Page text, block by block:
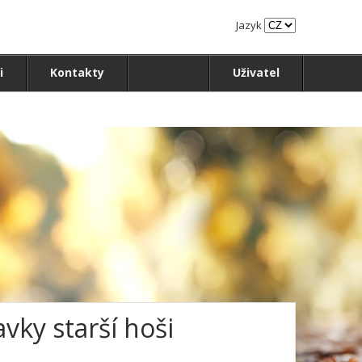
Jazyk
Kontakty Uživatel
starší hoši